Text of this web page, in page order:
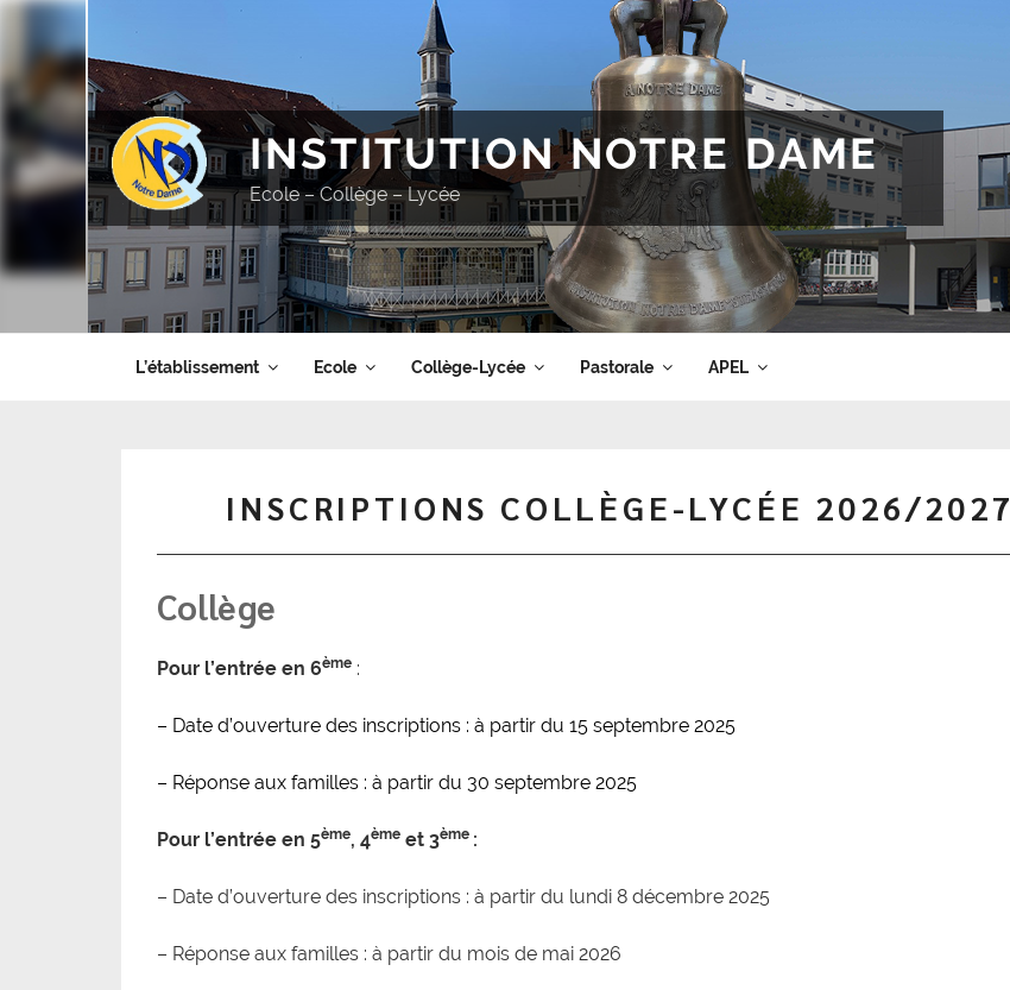
Aller
contenu
principal
INSTITUTION NOTRE DAME
Ecole – Collège – Lycée
L’établissement Ecole Collège-Lycée Pastorale APEL
INSCRIPTIONS COLLÈGE-LYCÉE 2026/2027
Collège
Pour l’entrée en 6ème :
– Date d’ouverture des inscriptions : à partir du 15 septembre 2025
– Réponse aux familles : à partir du 30 septembre 2025
Pour l’entrée en 5ème, 4ème et 3ème :
– Date d’ouverture des inscriptions : à partir du lundi 8 décembre 2025
– Réponse aux familles : à partir du mois de mai 2026